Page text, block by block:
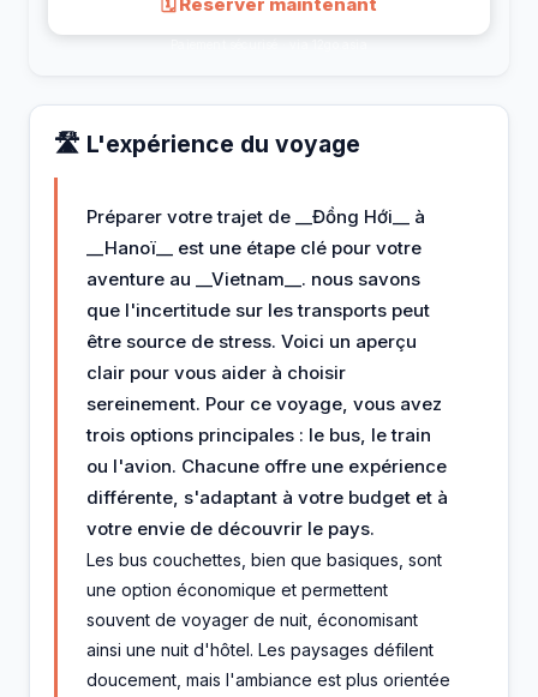
🛣️ L'expérience du voyage
Préparer votre trajet de __Đồng Hới__ à
__Hanoï__ est une étape clé pour votre
aventure au __Vietnam__. nous savons
que l'incertitude sur les transports peut
être source de stress. Voici un aperçu
clair pour vous aider à choisir
sereinement. Pour ce voyage, vous avez
trois options principales : le bus, le train
ou l'avion. Chacune offre une expérience
différente, s'adaptant à votre budget et à
votre envie de découvrir le pays.
Les bus couchettes, bien que basiques, sont
une option économique et permettent
souvent de voyager de nuit, économisant
ainsi une nuit d'hôtel. Les paysages défilent
doucement, mais l'ambiance est plus orientée